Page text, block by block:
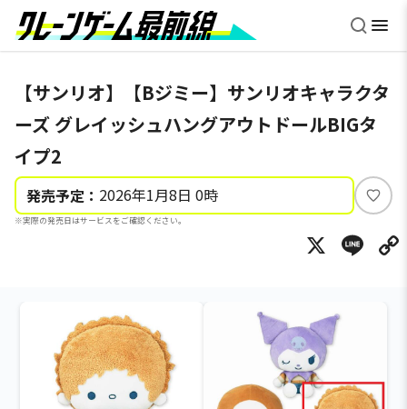
【サンリオ】【Bジミー】サンリオキャラクタ
ーズ グレイッシュハングアウトドールBIGタ
イプ2
発売予定： 2026年1月8日 0時
※実際の発売日はサービスをご確認ください。
い
ね
X